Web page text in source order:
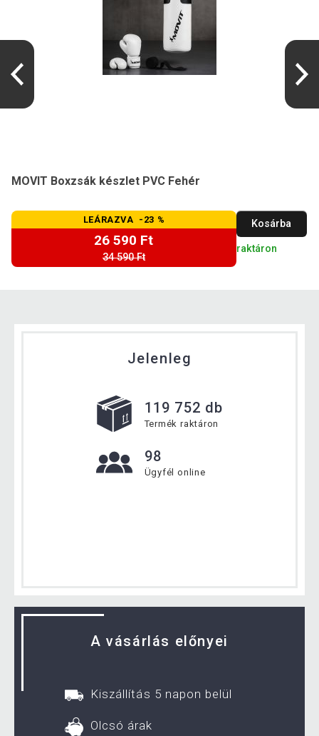
MOVIT Boxzsák készlet PVC Fehér
LEÁRAZVA -23 %
26 590 Ft
34 590 Ft
Kosárba
raktáron
Jelenleg
119 752 db
Termék raktáron
98
Ügyfél online
A vásárlás előnyei
Kiszállítás 5 napon belül
Olcsó árak